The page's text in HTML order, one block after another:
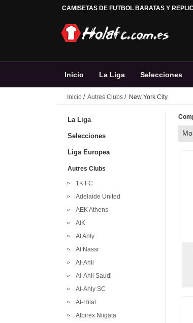
CAMISETAS DE FUTBOL BARATAS Y
Inicio La Liga Selecciones
Inicio / Autres Clubs / New York City
La Liga
Selecciones
Liga Europea
Autres Clubs
1K FC
Adelaide United
AEK Athens
AIK
Al Ahly
Al Nassr
Al-Ahli
Al-Ahli Saudi
Al-Ahly SC
Al-Hilal
Albirex Niigata